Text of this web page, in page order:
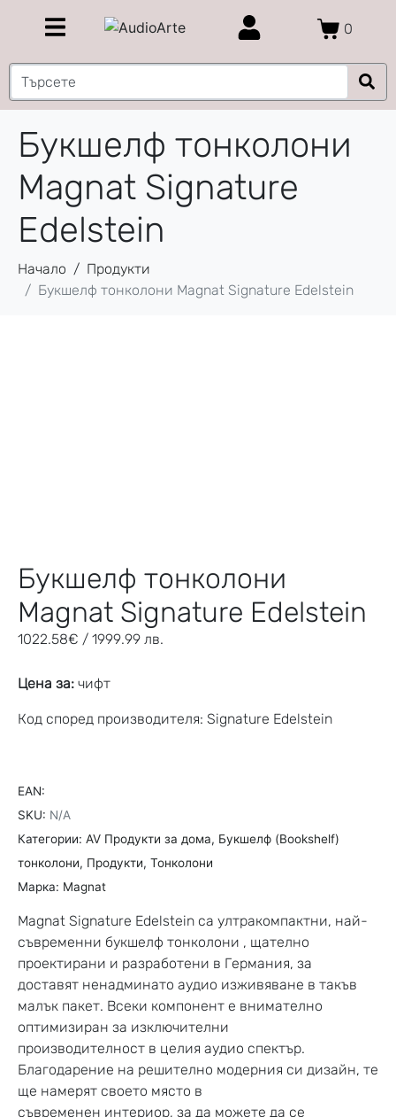
0
Букшелф тонколони
Magnat Signature
Edelstein
Начало
Продукти
Букшелф тонколони Magnat Signature Edelstein
Букшелф тонколони
Magnat Signature Edelstein
1022.58€ / 1999.99 лв.
Цена за: чифт
Код според производителя: Signature Edelstein
EAN:
SKU: N/A
Категории: AV Продукти за дома, Букшелф (Bookshelf)
тонколони, Продукти, Тонколони
Марка: Magnat
Magnat Signature Edelstein са ултракомпактни, най-
съвременни букшелф тонколони , щателно
проектирани и разработени в Германия, за
доставят ненадминато аудио изживяване в такъв
малък пакет. Всеки компонент е внимателно
оптимизиран за изключителни
производителност в целия аудио спектър.
Благодарение на решително модерния си дизайн, те
ще намерят своето място в
съвременен интериор, за да можете да се